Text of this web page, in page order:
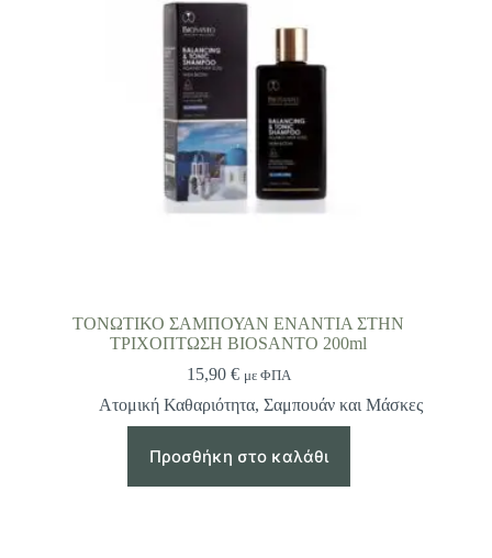
ΤΟΝΩΤΙΚΟ ΣΑΜΠΟΥΑΝ ΕΝΑΝΤΙΑ ΣΤΗΝ
ΤΡΙΧΟΠΤΩΣΗ BIOSANTO 200ml
15,90 € με ΦΠΑ
Ατομική Καθαριότητα, Σαμπουάν και Μάσκες
Προσθήκη στο καλάθι